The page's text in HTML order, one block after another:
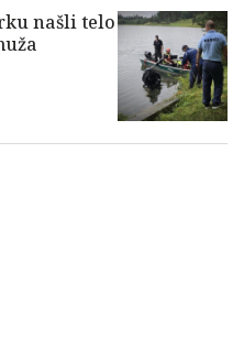
našli telo